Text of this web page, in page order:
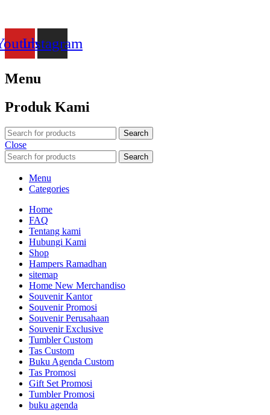
Instagram
Menu
Produk Kami
Search
Close
Search
Menu
Categories
Home
FAQ
Tentang kami
Hubungi Kami
Shop
Hampers Ramadhan
sitemap
Home New Merchandiso
Souvenir Kantor
Souvenir Promosi
Souvenir Perusahaan
Souvenir Exclusive
Tumbler Custom
Tas Custom
Buku Agenda Custom
Tas Promosi
Gift Set Promosi
Tumbler Promosi
buku agenda